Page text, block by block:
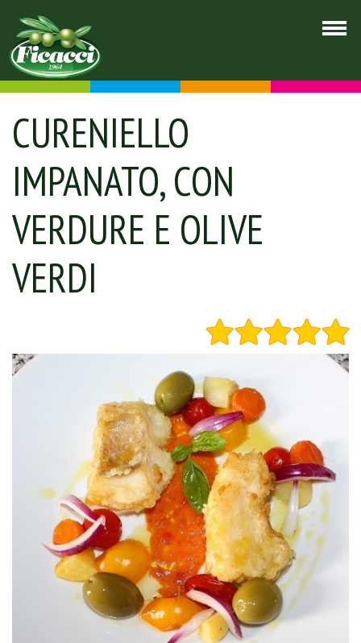
CURENIELLO
IMPANATO, CON
VERDURE E OLIVE
VERDI